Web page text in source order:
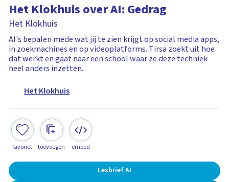
Het Klokhuis over AI: Gedrag
Het Klokhuis
AI's bepalen mede wat jij te zien krijgt op social media apps,
in zoekmachines en op videoplatforms. Tirsa zoekt uit hoe
dat werkt en gaat naar een school waar ze deze techniek
heel anders inzetten.
Het Klokhuis
favoriet toevoegen embed
Lesbrief AI